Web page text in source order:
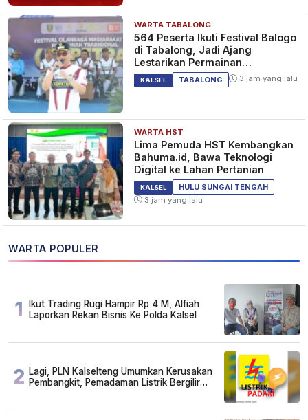
WARTA TABALONG
564 Peserta Ikuti Festival Balogo
di Tabalong, Jadi Ajang
Lestarikan Permainan
Tradisional
KALSEL TABALONG 3 jam yang lalu
WARTA HST
Lima Pemuda HST Kembangkan
Bahuma.id, Bawa Teknologi
Digital ke Lahan Pertanian
KALSEL
HULU SUNGAI TENGAH
3 jam yang lalu
WARTA POPULER
1
Ikut Trading Rugi Hampir Rp 4 M, Alfiah
Laporkan Rekan Bisnis Ke Polda Kalsel
2 Lagi, PLN Kalselteng Umumkan Kerusakan
Pembangkit, Pemadaman Listrik Bergilir